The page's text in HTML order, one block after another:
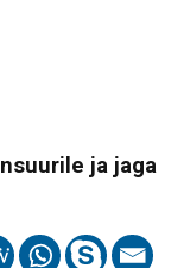
ja jaga